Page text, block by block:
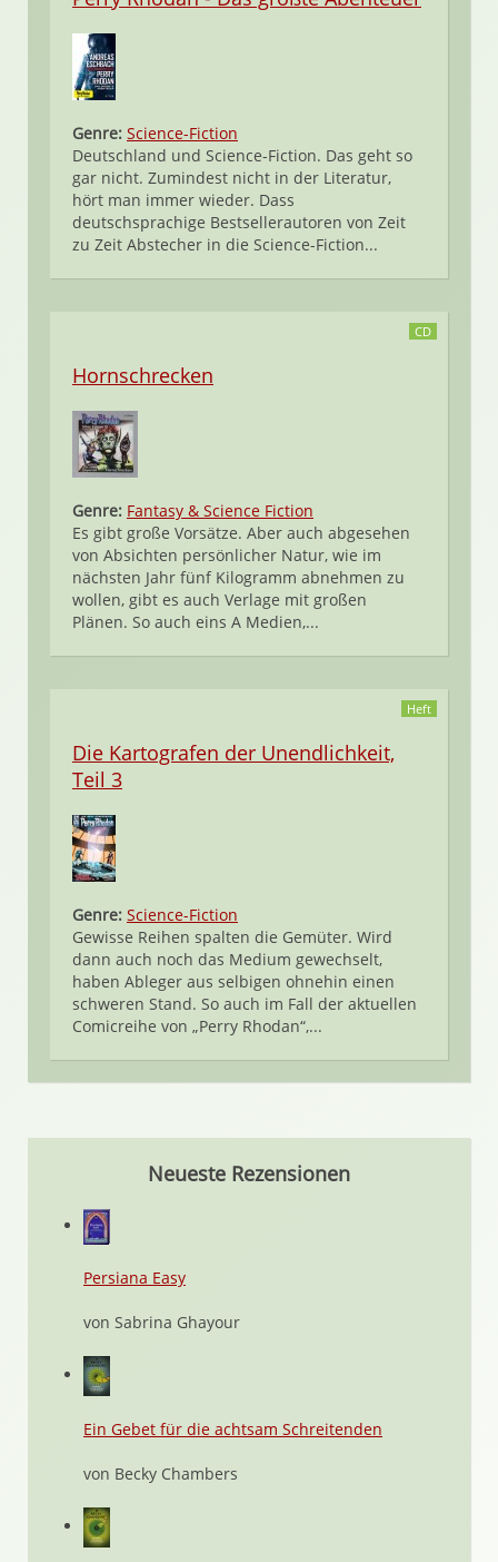
Genre: Science-Fiction
Deutschland und Science-Fiction. Das geht so
gar nicht. Zumindest nicht in der Literatur,
hört man immer wieder. Dass
deutschsprachige Bestsellerautoren von Zeit
zu Zeit Abstecher in die Science-Fiction...
CD
Hornschrecken
Genre: Fantasy & Science Fiction
Es gibt große Vorsätze. Aber auch abgesehen
von Absichten persönlicher Natur, wie im
nächsten Jahr fünf Kilogramm abnehmen zu
wollen, gibt es auch Verlage mit großen
Plänen. So auch eins A Medien,...
Heft
Die Kartografen der Unendlichkeit,
Teil 3
Genre: Science-Fiction
Gewisse Reihen spalten die Gemüter. Wird
dann auch noch das Medium gewechselt,
haben Ableger aus selbigen ohnehin einen
schweren Stand. So auch im Fall der aktuellen
Comicreihe von „Perry Rhodan“,...
Neueste Rezensionen
Persiana Easy
von Sabrina Ghayour
Ein Gebet für die achtsam Schreitenden
von Becky Chambers